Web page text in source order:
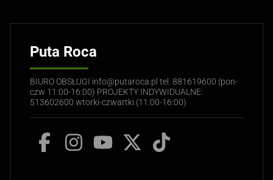
Puta Roca
BIURO OBSŁUGI info@putaroca.pl tel. 881619600 (pon-
czw 11:00-16:00) PROJEKTY INDYWIDUALNE:
513602600 wtorki-czwartki (11:00-16:00)